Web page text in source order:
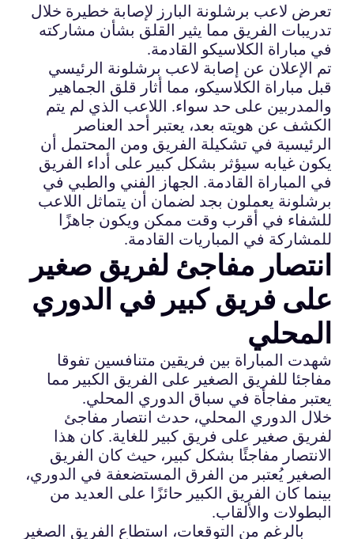
تعرض لاعب برشلونة البارز لإصابة خطيرة خلال
تدريبات الفريق مما يثير القلق بشأن مشاركته
في مباراة الكلاسيكو القادمة.
تم الإعلان عن إصابة لاعب برشلونة الرئيسي
قبل مباراة الكلاسيكو، مما أثار قلق الجماهير
والمدربين على حد سواء. اللاعب الذي لم يتم
الكشف عن هويته بعد، يعتبر أحد العناصر
الرئيسية في تشكيلة الفريق ومن المحتمل أن
يكون غيابه سيؤثر بشكل كبير على أداء الفريق
في المباراة القادمة. الجهاز الفني والطبي في
برشلونة يعملون بجد لضمان أن يتماثل اللاعب
للشفاء في أقرب وقت ممكن ويكون جاهزًا
للمشاركة في المباريات القادمة.
انتصار مفاجئ لفريق صغير
على فريق كبير في الدوري
المحلي
شهدت المباراة بين فريقين متنافسين تفوقا
مفاجئا للفريق الصغير على الفريق الكبير مما
يعتبر مفاجأة في سباق الدوري المحلي.
خلال الدوري المحلي، حدث انتصار مفاجئ
لفريق صغير على فريق كبير للغاية. كان هذا
الانتصار مفاجئًا بشكل كبير، حيث كان الفريق
الصغير يُعتبر من الفرق المستضعفة في الدوري،
بينما كان الفريق الكبير حائزًا على العديد من
البطولات والألقاب.
بالرغم من التوقعات، استطاع الفريق الصغير